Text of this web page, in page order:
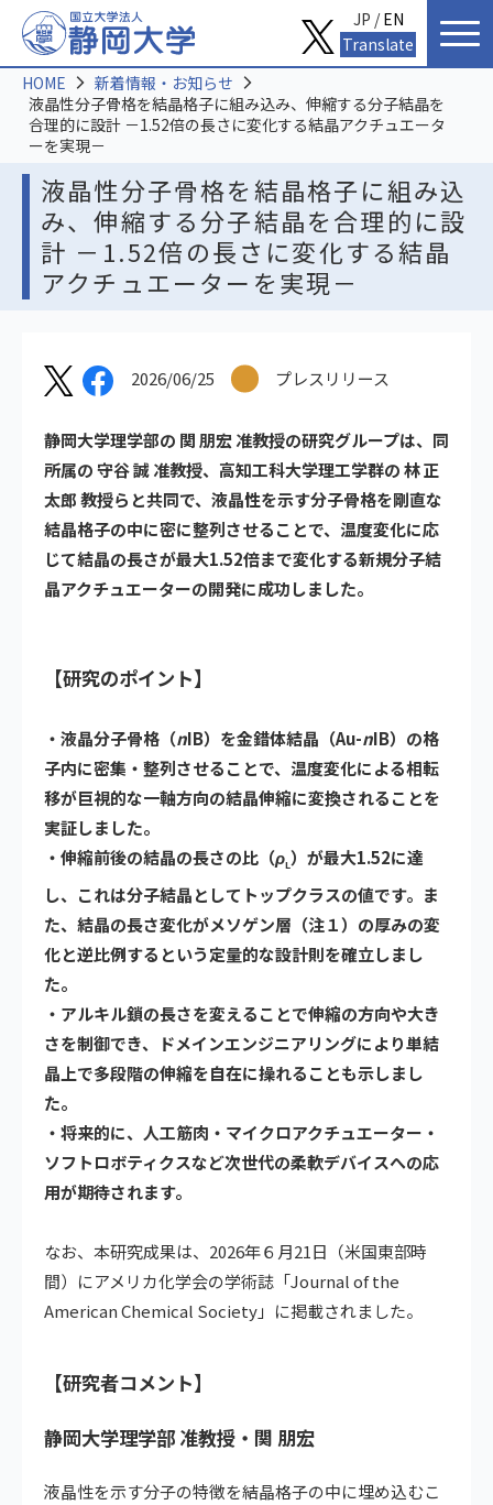
液晶性分子骨格を結晶格子に組み込
み、伸縮する分子結晶を合理的に設
計 －1.52倍の長さに変化する結晶
アクチュエーターを実現－
HOME
新着情報・お知らせ
液晶性分子骨格を結晶格子に組み込み、伸縮する分子結晶を
合理的に設計 －1.52倍の長さに変化する結晶アクチュエータ
ーを実現－
2026/06/25 プレスリリース
静岡大学理学部の 関 朋宏 准教授の研究グループは、同
所属の 守谷 誠 准教授、高知工科大学理工学群の 林 正
太郎 教授らと共同で、液晶性を示す分子骨格を剛直な
結晶格子の中に密に整列させることで、温度変化に応
じて結晶の長さが最大1.52倍まで変化する新規分子結
晶アクチュエーターの開発に成功しました。
【研究のポイント】
・液晶分子骨格（nIB）を金錯体結晶（Au-nIB）の格
子内に密集・整列させることで、温度変化による相転
移が巨視的な一軸方向の結晶伸縮に変換されることを
実証しました。
・伸縮前後の結晶の長さの比（ρL）が最大1.52に達
し、これは分子結晶としてトップクラスの値です。ま
た、結晶の長さ変化がメソゲン層（注１） の厚みの変
化と逆比例するという定量的な設計則を確立しまし
た。
・アルキル鎖の長さを変えることで伸縮の方向や大き
さを制御でき、ドメインエンジニアリングにより単結
晶上で多段階の伸縮を自在に操れることも示しまし
た。
・将来的に、人工筋肉・マイクロアクチュエーター・
ソフトロボティクスなど次世代の柔軟デバイスへの応
用が期待されます。
なお、本研究成果は、2026年６月21日（米国東部時
間）にアメリカ化学会の学術誌「Journal of the
American Chemical Society」に掲載されました。
【研究者コメント】
静岡大学理学部 准教授・関 朋宏
液晶性を示す分子の特徴を結晶格子の中に埋め込むこ
JP /EN
Translate